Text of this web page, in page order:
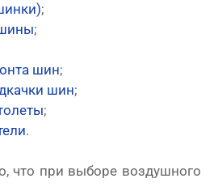
;
;
шин;
шин;
;
.
что при выборе воздушного